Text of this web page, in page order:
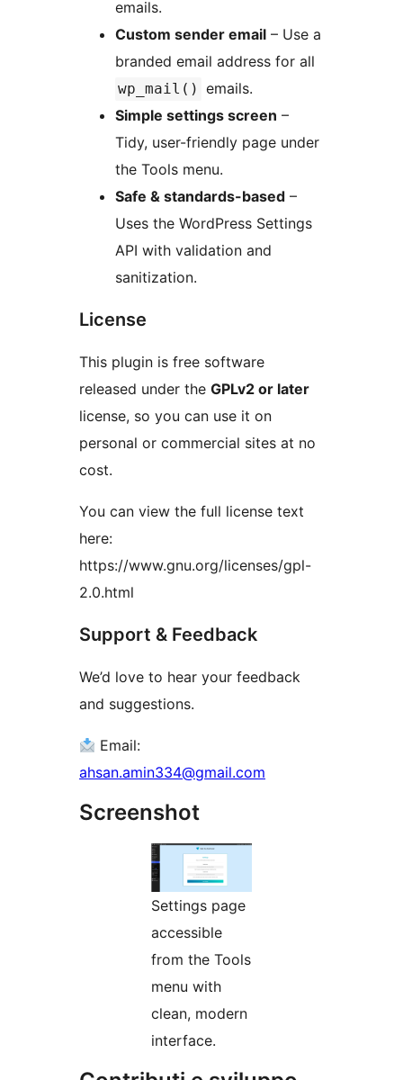
emails.
Custom sender email – Use a
branded email address for all
wp_mail() emails.
Simple settings screen –
Tidy, user-friendly page under
the Tools menu.
Safe & standards-based –
Uses the WordPress Settings
API with validation and
sanitization.
License
This plugin is free software
released under the GPLv2 or later
license, so you can use it on
personal or commercial sites at no
cost.
You can view the full license text
here:
https://www.gnu.org/licenses/gpl-
2.0.html
Support & Feedback
We’d love to hear your feedback
and suggestions.
Email:
ahsan.amin334@gmail.com
Screenshot
Settings page
accessible
from the Tools
menu with
clean, modern
interface.